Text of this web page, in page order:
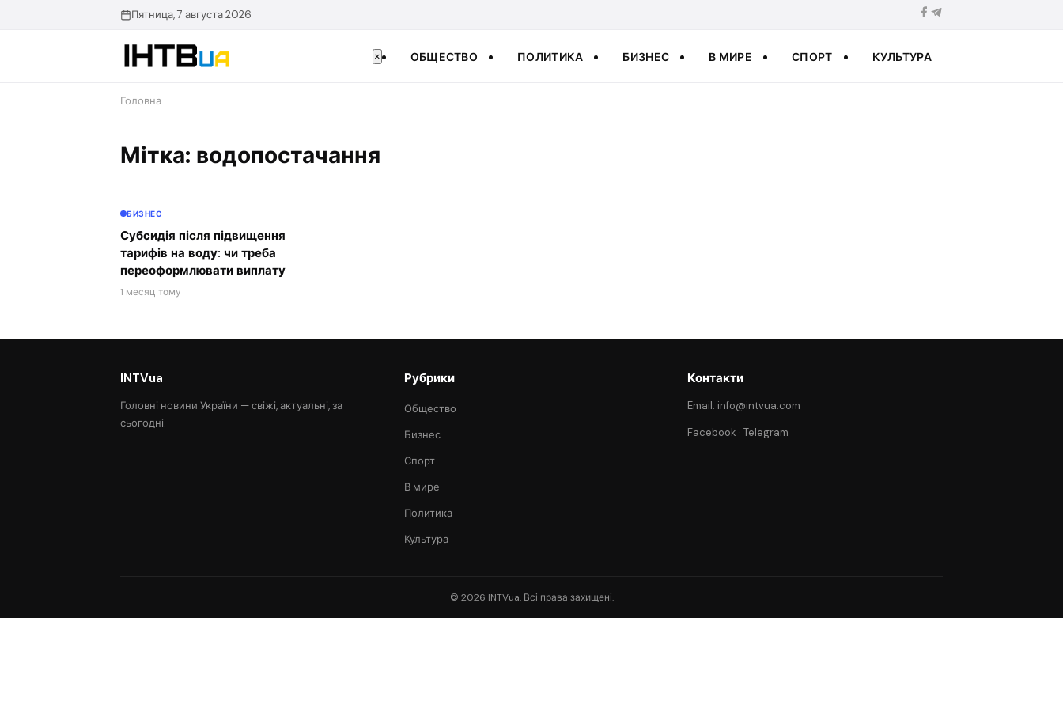
Пятница, 7 августа 2026
× ОБЩЕСТВО ПОЛИТИКА БИЗНЕС В МИРЕ СПОРТ КУЛЬТУРА
Головна
Мітка: водопостачання
БИЗНЕС
Субсидія після підвищення
тарифів на воду: чи треба
переоформлювати виплату
1 месяц тому
INTVua
Головні новини України — свіжі, актуальні, за
сьогодні.
Рубрики
Общество
Бизнес
Спорт
В мире
Политика
Культура
Контакти
Email: info@intvua.com
Facebook ·Telegram
© 2026 INTVua. Всі права захищені.